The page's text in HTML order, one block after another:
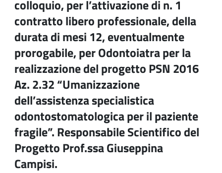
colloquio, per l’attivazione di n. 1
contratto libero professionale, della
durata di mesi 12, eventualmente
prorogabile, per Odontoiatra per la
realizzazione del progetto PSN 2016
Az. 2.32 “Umanizzazione
dell’assistenza specialistica
odontostomatologica per il paziente
fragile”. Responsabile Scientifico del
Progetto Prof.ssa Giuseppina
Campisi.